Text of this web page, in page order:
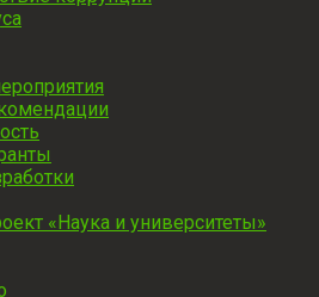
«Наука и университеты»